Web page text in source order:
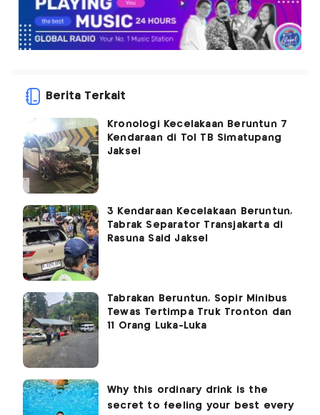
Berita Terkait
Kronologi Kecelakaan Beruntun 7
Kendaraan di Tol TB Simatupang
Jaksel
3 Kendaraan Kecelakaan Beruntun,
Tabrak Separator Transjakarta di
Rasuna Said Jaksel
Tabrakan Beruntun, Sopir Minibus
Tewas Tertimpa Truk Tronton dan
11 Orang Luka-Luka